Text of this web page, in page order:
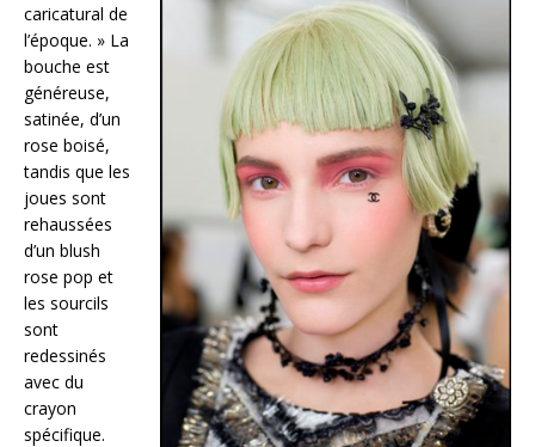
caricatural de
l’époque. » La
bouche est
généreuse,
satinée, d’un
rose boisé,
tandis que les
joues sont
rehaussées
d’un blush
rose pop et
les sourcils
sont
redessinés
avec du
crayon
spécifique.